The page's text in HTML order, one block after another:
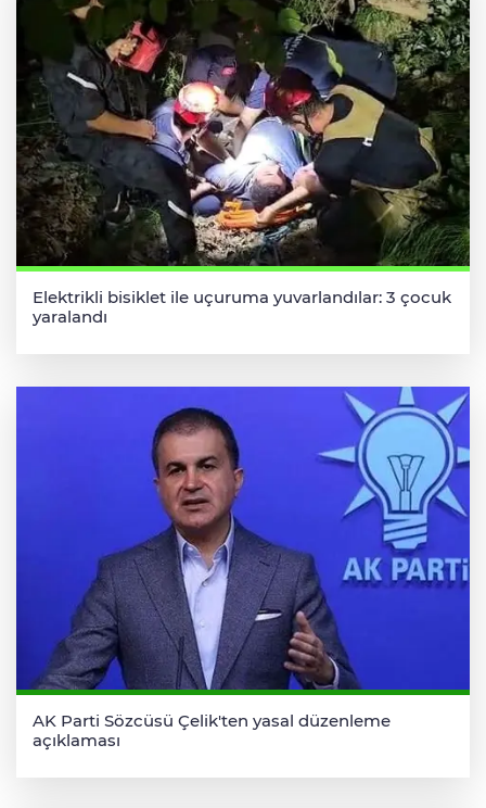
Elektrikli bisiklet ile uçuruma yuvarlandılar: 3 çocuk
yaralandı
AK Parti Sözcüsü Çelik'ten yasal düzenleme
açıklaması